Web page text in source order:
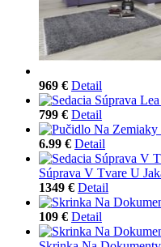
969 € Detail
799 € Detail
6.99 € Detail
Súprava V Tvare U
1349 € Detail
109 € Detail